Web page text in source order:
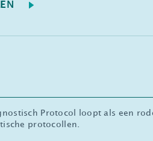
Protocol loopt als een
protocollen.